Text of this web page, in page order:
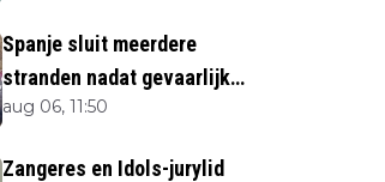
Spanje sluit meerdere
stranden nadat gevaarlijk
zeedier opduikt
aug 06, 11:50
Zangeres en Idols-jurylid